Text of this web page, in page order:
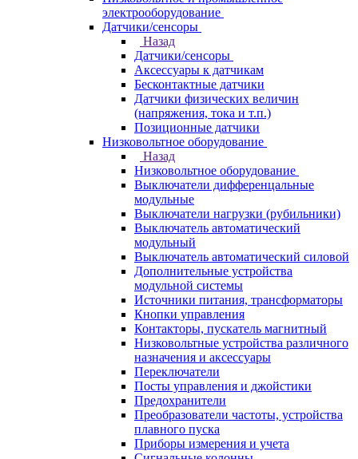
электрооборудование
Датчики/сенсоры
Назад
Датчики/сенсоры
Аксессуары к датчикам
Бесконтактные датчики
Датчики физических величин
(напряжения, тока и т.п.)
Позиционные датчики
Низковольтное оборудование
Назад
Низковольтное оборудование
Выключатели дифференцальные
модульные
Выключатели нагрузки (рубильники)
Выключатель автоматический
модульный
Выключатель автоматический силовой
Дополнительные устройства
модульной системы
Источники питания, трансформаторы
Кнопки управления
Контакторы, пускатель магнитный
Низковольтные устройства различного
назначения и аксессуары
Переключатели
Посты управления и джойстики
Предохранители
Преобразователи частоты, устройства
плавного пуска
Приборы измерения и учета